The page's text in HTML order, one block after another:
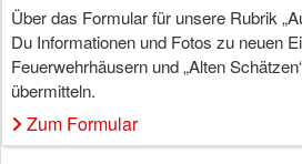
Über das Formular für unsere Rubrik
Du Informationen und Fotos zu neuen
Feuerwehrhäusern und „Alten
übermitteln.
Zum Formular